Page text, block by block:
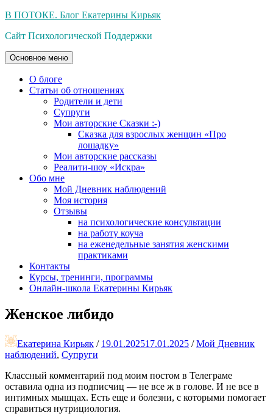
Перейти
содержимому
В ПОТОКЕ. Блог Екатерины Кирьяк
Сайт Психологической Поддержки
Основное меню
О блоге
Статьи об отношениях
Родители и дети
Супруги
Мои авторские Сказки :-)
Сказка для взрослых женщин «Про
лошадку»
Мои авторские рассказы
Реалити-шоу «Искра»
Обо мне
Мой Дневник наблюдений
Моя история
Отзывы
на психологические консультации
на работу коуча
на еженедельные занятия женскими
практиками
Контакты
Курсы, тренинги, программы
Онлайн-школа Екатерины Кирьяк
Женское либидо
Екатерина Кирьяк / 19.01.202517.01.2025 / Мой Дневник
наблюдений, Супруги
Классный комментарий под моим постом в Телеграме
оставила одна из подписчиц — не все ж в голове. И не все в
интимных мышцах. Есть еще и болезни, с которыми помогает
справиться нутрициология.